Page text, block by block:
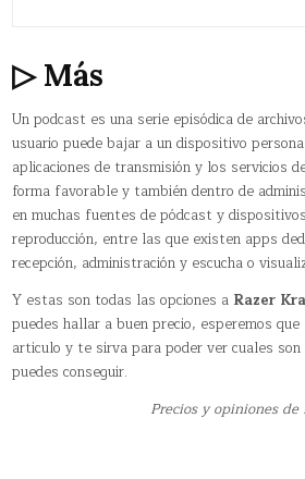
▷ Más
Un podcast​ es una serie episódica de
usuario puede bajar a un dispositivo
aplicaciones de transmisión y los servicios
forma favorable y también dentro de
en muchas fuentes de pódcast y
reproducción, entre las que existen apps
recepción, administración y escucha o
Y estas son todas las opciones a Razer
puedes hallar a buen precio, esperemos
articulo y te sirva para poder ver cuales
puedes conseguir.
Precios y opiniones